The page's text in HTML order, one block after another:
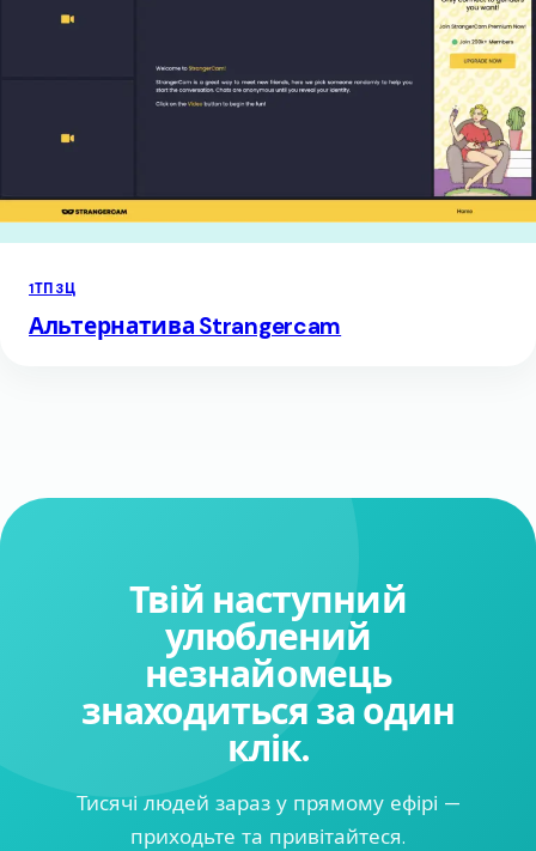
1ТП3Ц
Альтернатива Strangercam
Твій наступний
улюблений
незнайомець
знаходиться за один
клік.
Тисячі людей зараз у прямому ефірі —
приходьте та привітайтеся.